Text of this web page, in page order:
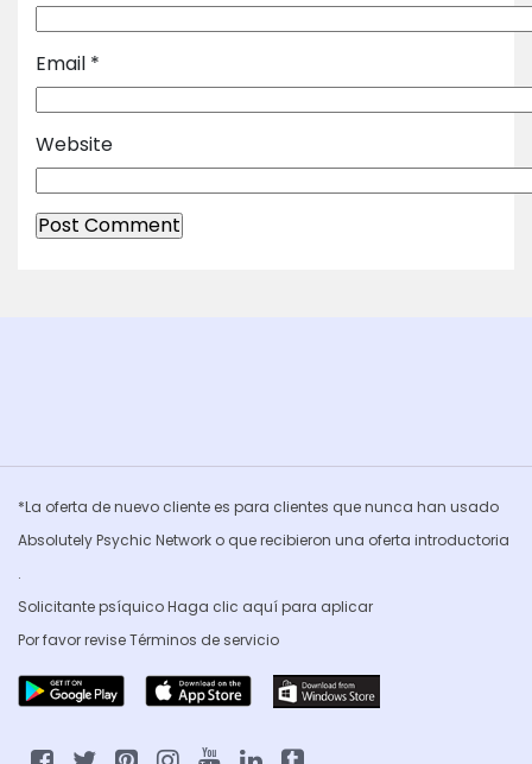
Email *
Website
*La oferta de nuevo cliente es para clientes que nunca han usado
Absolutely Psychic Network o que recibieron una oferta introductoria
.
Solicitante psíquico Haga clic aquí para aplicar
Por favor reviseTérminos de servicio